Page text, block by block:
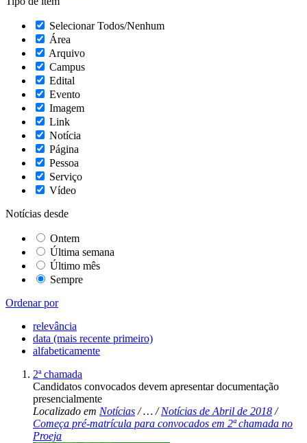
Selecionar Todos/Nenhum
Área
Arquivo
Campus
Edital
Evento
Imagem
Link
Notícia
Página
Pessoa
Serviço
Vídeo
Notícias desde
Ontem
Última semana
Último mês
Sempre
Ordenar por
relevância
data (mais recente primeiro)
alfabeticamente
2ª chamada
Candidatos convocados devem apresentar documentação
presencialmente
Localizado em Notícias /…/Notícias de Abril de 2018 /
Começa pré-matrícula para convocados em 2ª chamada no
Proeja